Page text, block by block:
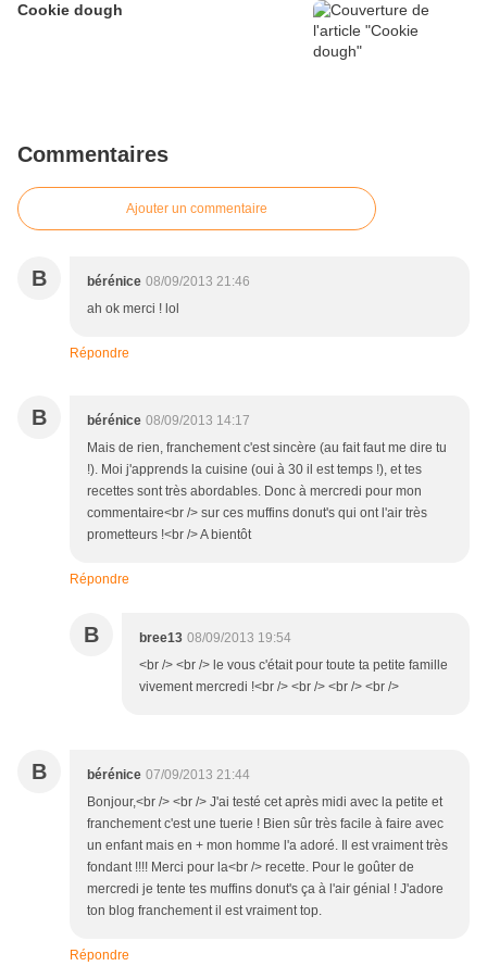
Cookie dough
Commentaires
Ajouter un commentaire
B bérénice 08/09/2013 21:46
ah ok merci ! lol
Répondre
B bérénice 08/09/2013 14:17
Mais de rien, franchement c'est sincère (au fait faut me dire tu
!). Moi j'apprends la cuisine (oui à 30 il est temps !), et tes
recettes sont très abordables. Donc à mercredi pour mon
commentaire<br /> sur ces muffins donut's qui ont l'air très
prometteurs !<br /> A bientôt
Répondre
B bree13 08/09/2013 19:54
<br /> <br /> le vous c'était pour toute ta petite famille
vivement mercredi !<br /> <br /> <br /> <br />
B bérénice 07/09/2013 21:44
Bonjour,<br /> <br /> J'ai testé cet après midi avec la petite et
franchement c'est une tuerie ! Bien sûr très facile à faire avec
un enfant mais en + mon homme l'a adoré. Il est vraiment très
fondant !!!! Merci pour la<br /> recette. Pour le goûter de
mercredi je tente tes muffins donut's ça à l'air génial ! J'adore
ton blog franchement il est vraiment top.
Répondre